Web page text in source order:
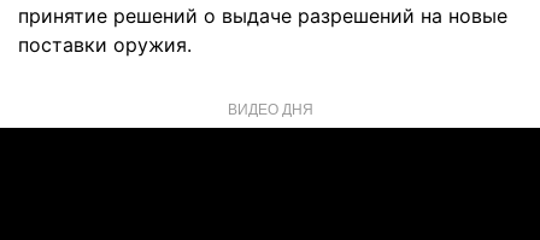
принятие решений о выдаче разрешений на новые
поставки оружия.
ВИДЕО ДНЯ